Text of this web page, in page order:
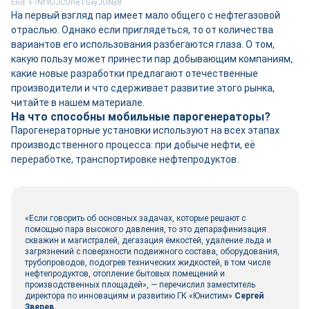
Erid: F7NfYUJCUneTSxyJUNy8
На первый взгляд пар имеет мало общего с нефтегазовой
отраслью. Однако если приглядеться, то от количества
вариантов его использования разбегаются глаза. О том,
какую пользу может принести пар добывающим компаниям,
какие новые разработки предлагают отечественные
производители и что сдерживает развитие этого рынка,
читайте в нашем материале.
На что способны мобильные парогенераторы?
Парогенераторные установки используют на всех этапах
производственного процесса: при добыче нефти, её
переработке, транспортировке нефтепродуктов.
«Если говорить об основных задачах, которые решают с
помощью пара высокого давления, то это депарафинизация
скважин и магистралей, дегазация ёмкостей, удаление льда и
загрязнений с поверхности подвижного состава, оборудования,
трубопроводов, подогрев технических жидкостей, в том числе
нефтепродуктов, отопление бытовых помещений и
производственных площадей», ― перечислил заместитель
директора по инновациям и развитию ГК «Юнистим» Сергей
Зверев.